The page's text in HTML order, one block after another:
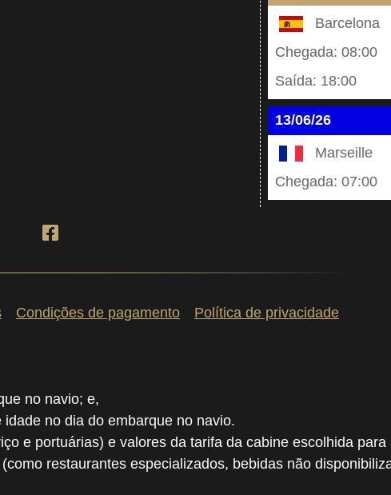
Barcelona
Chegada: 08:00
Saída: 18:00
13/06/26
Marseille
Chegada: 07:00
Condições de pagamento Política de privacidade
no navio; e,
no dia do embarque no navio.
e portuárias) e valores da tarifa da cabine escolhida
restaurantes especializados, bebidas não